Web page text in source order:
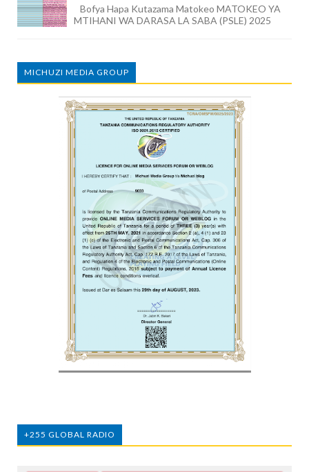
Bofya Hapa Kutazama Matokeo MATOKEO YA
MTIHANI WA DARASA LA SABA (PSLE) 2025
MICHUZI MEDIA GROUP
+255 GLOBAL RADIO